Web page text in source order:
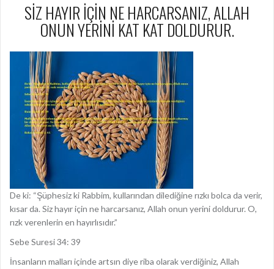
SİZ HAYIR İÇİN NE HARCARSANIZ, ALLAH
ONUN YERİNİ KAT KAT DOLDURUR.
De ki: “Şüphesiz ki Rabbim, kullarından dilediğine rızkı bolca da verir,
kısar da. Siz hayır için ne harcarsanız, Allah onun yerini doldurur. O,
rızk verenlerin en hayırlısıdır.”
Sebe Suresi 34: 39
İnsanların malları içinde artsın diye riba olarak verdiğiniz, Allah